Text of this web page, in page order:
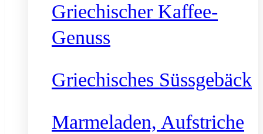
Griechischer Kaffee-
Genuss
Griechisches Süssgebäck
Marmeladen, Aufstriche